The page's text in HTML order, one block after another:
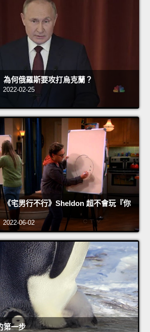
為何俄羅斯要攻打烏克蘭？
02-25
《宅男行不行》Sheldon 超不會玩『你
06-02
第一步